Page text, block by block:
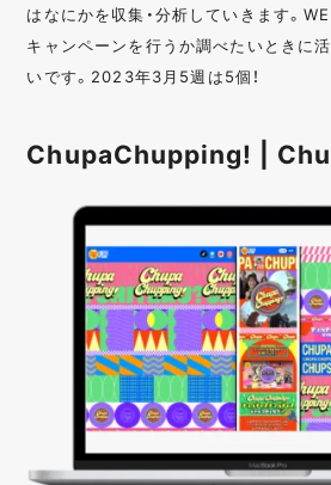
はなにかを収集・分析していきます。
キャンペーンを行うか調べたいときに
いです。2023年3月5週は5個！
ChupaChupping! |